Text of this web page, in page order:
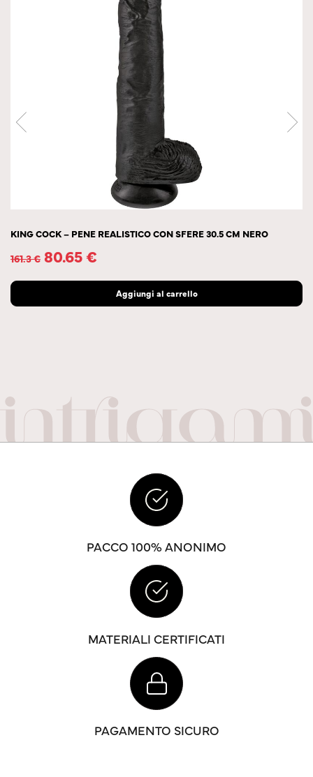
KING COCK – PENE REALISTICO CON SFERE 30.5 CM NERO
161.3€ 80.65€
Aggiungi al carrello
PACCO 100% ANONIMO
MATERIALI CERTIFICATI
PAGAMENTO SICURO